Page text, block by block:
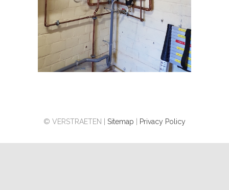
© VERSTRAETEN | Sitemap Privacy Policy